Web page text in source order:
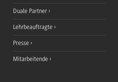
Duale Partner
Lehrbeauftragte
Presse
Mitarbeitende